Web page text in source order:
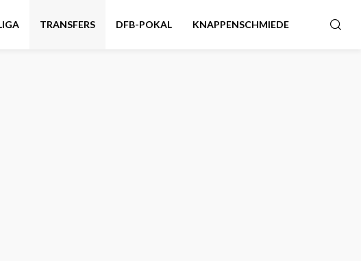
TRANSFERS DFB-POKAL KNAPPENSCHMIEDE